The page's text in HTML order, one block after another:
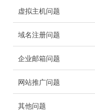
虚拟主机问题
域名注册问题
企业邮箱问题
网站推广问题
其他问题